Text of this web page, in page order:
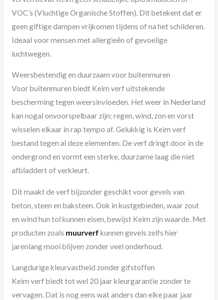
VOC’s (Vluchtige Organische Stoffen). Dit betekent dat er
geen giftige dampen vrijkomen tijdens of na het schilderen.
Ideaal voor mensen met allergieën of gevoelige
luchtwegen.
Weersbestendig en duurzaam voor buitenmuren
Voor buitenmuren biedt Keim verf uitstekende
bescherming tegen weersinvloeden. Het weer in Nederland
kan nogal onvoorspelbaar zijn; regen, wind, zon en vorst
wisselen elkaar in rap tempo af. Gelukkig is Keim verf
bestand tegen al deze elementen. De verf dringt door in de
ondergrond en vormt een sterke, duurzame laag die niet
afbladdert of verkleurt.
Dit maakt de verf bijzonder geschikt voor gevels van
beton, steen en baksteen. Ook in kustgebieden, waar zout
en wind hun tol kunnen eisen, bewijst Keim zijn waarde. Met
producten zoals muurverf kunnen gevels zelfs hier
jarenlang mooi blijven zonder veel onderhoud.
Langdurige kleurvastheid zonder gifstoffen
Keim verf biedt tot wel 20 jaar kleurgarantie zonder te
vervagen. Dat is nog eens wat anders dan elke paar jaar